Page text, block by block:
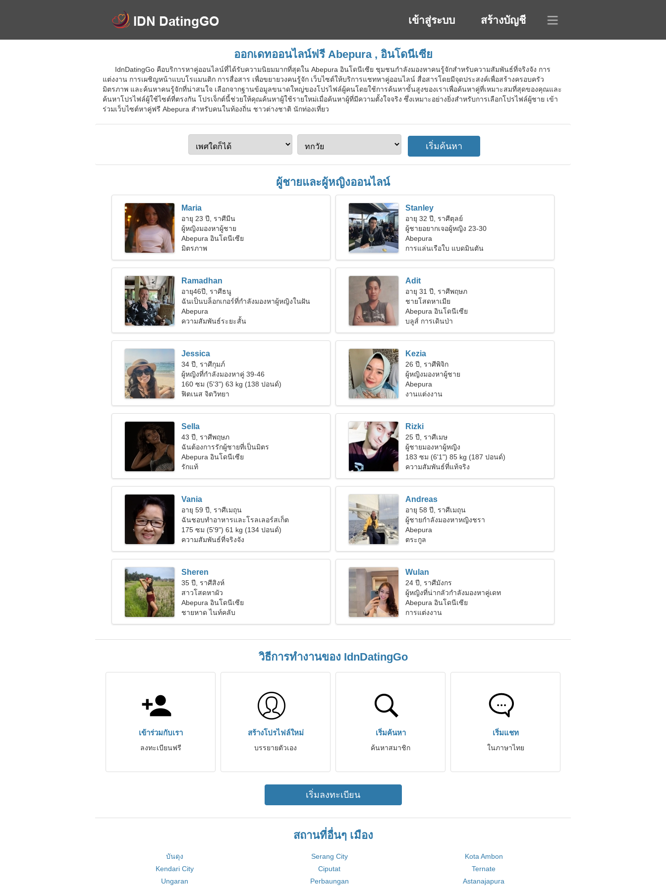
เข้าสู่ระบบ สร้างบัญชี
ออกเดทออนไลน์ฟรี Abepura , อินโดนีเซีย
IdnDatingGo คือบริการหาคู่ออนไลน์ที่ได้รับความนิยมมากที่สุดใน Abepura อินโดนีเซีย ชุมชนกำลังมองหาคนรู้จักสำหรับความสัมพันธ์ที่จริงจัง การ
แต่งงาน การเผชิญหน้าแบบโรแมนติก การสื่อสาร เพื่อขยายวงคนรู้จัก เว็บไซต์ให้บริการแชทหาคู่ออนไลน์ สื่อสารโดยมีจุดประสงค์เพื่อสร้างครอบครัว
มิตรภาพ และค้นหาคนรู้จักที่น่าสนใจ เลือกจากฐานข้อมูลขนาดใหญ่ของโปรไฟล์ผู้คนโดยใช้การค้นหาขั้นสูงของเราเพื่อค้นหาคู่ที่เหมาะสมที่สุดของคุณและ
ค้นหาโปรไฟล์ผู้ใช้ไซต์ที่ตรงกัน โปรเจ็กต์นี้ช่วยให้คุณค้นหาผู้ใช้รายใหม่เมื่อค้นหาผู้ที่มีความตั้งใจจริง ซึ่งเหมาะอย่างยิ่งสำหรับการเลือกโปรไฟล์ผู้ชาย เข้า
ร่วมเว็บไซต์หาคู่ฟรี Abepura สำหรับคนในท้องถิ่น ชาวต่างชาติ นักท่องเที่ยว
ผู้ชายและผู้หญิงออนไลน์
Maria
อายุ 23 ปี, ราศีมีน
ผู้หญิงมองหาผู้ชาย
Abepura อินโดนีเซีย
มิตรภาพ
Stanley
อายุ 32 ปี, ราศีตุลย์
ผู้ชายอยากเจอผู้หญิง 23-30
Abepura
การแล่นเรือใบ แบดมินตัน
Ramadhan
อายุ46ปี, ราศีธนู
ฉันเป็นบล็อกเกอร์ที่กำลังมองหาผู้หญิงในฝัน
Abepura
ความสัมพันธ์ระยะสั้น
Adit
อายุ 31 ปี, ราศีพฤษภ
ชายโสดหาเมีย
Abepura อินโดนีเซีย
บลูส์ การเดินป่า
Jessica
34 ปี, ราศีกุมภ์
ผู้หญิงที่กำลังมองหาคู่ 39-46
160 ซม (5'3") 63 kg (138 ปอนด์)
ฟิตเนส จิตวิทยา
Kezia
26 ปี, ราศีพิจิก
ผู้หญิงมองหาผู้ชาย
Abepura
งานแต่งงาน
Sella
43 ปี, ราศีพฤษภ
ฉันต้องการรักผู้ชายที่เป็นมิตร
Abepura อินโดนีเซีย
รักแท้
Rizki
25 ปี, ราศีเมษ
ผู้ชายมองหาผู้หญิง
183 ซม (6'1") 85 kg (187 ปอนด์)
ความสัมพันธ์ที่แท้จริง
Vania
อายุ 59 ปี, ราศีเมถุน
ฉันชอบทำอาหารและโรลเลอร์สเก็ต
175 ซม (5'9") 61 kg (134 ปอนด์)
ความสัมพันธ์ที่จริงจัง
Andreas
อายุ 58 ปี, ราศีเมถุน
ผู้ชายกำลังมองหาหญิงชรา
Abepura
ตระกูล
Sheren
35 ปี, ราศีสิงห์
สาวโสดหาผัว
Abepura อินโดนีเซีย
ชายหาด ไนท์คลับ
Wulan
24 ปี, ราศีมังกร
ผู้หญิงที่น่ากลัวกำลังมองหาคู่เดท
Abepura อินโดนีเซีย
การแต่งงาน
วิธีการทำงานของ IdnDatingGo
เข้าร่วมกับเรา
ลงทะเบียนฟรี
สร้างโปรไฟล์ใหม่
บรรยายตัวเอง
เริ่มค้นหา
ค้นหาสมาชิก
เริ่มแชท
ในภาษาไทย
เริ่มลงทะเบียน
สถานที่อื่นๆ เมือง
บันดุง Serang City
Kota Ambon
Kendari City
Ciputat
Ternate
Ungaran
Perbaungan Astanajapura